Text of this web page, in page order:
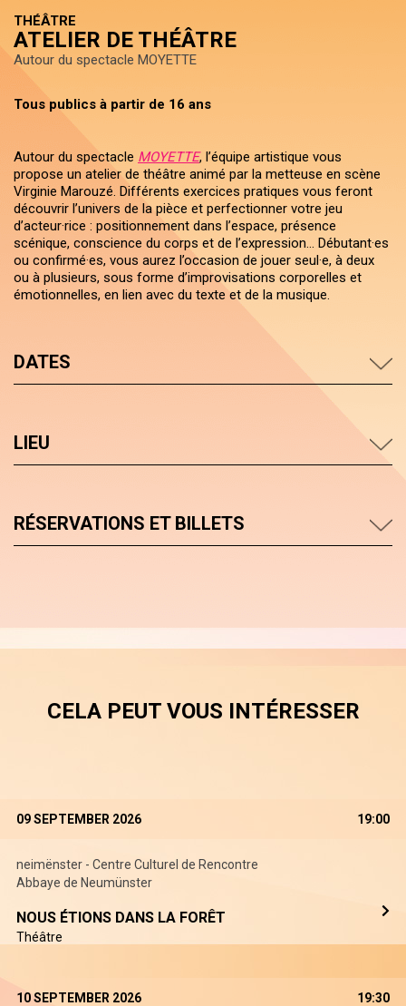
THÉÂTRE
ATELIER DE THÉÂTRE
Autour du spectacle MOYETTE
Tous publics à partir de 16 ans
Autour du spectacle MOYETTE, l’équipe artistique vous
propose un atelier de théâtre animé par la metteuse en scène
Virginie Marouzé. Différents exercices pratiques vous feront
découvrir l’univers de la pièce et perfectionner votre jeu
d’acteur·rice : positionnement dans l’espace, présence
scénique, conscience du corps et de l’expression… Débutant·es
ou confirmé·es, vous aurez l’occasion de jouer seul·e, à deux
ou à plusieurs, sous forme d’improvisations corporelles et
émotionnelles, en lien avec du texte et de la musique.
DATES
LIEU
RÉSERVATIONS ET BILLETS
CELA PEUT VOUS INTÉRESSER
09 SEPTEMBER 2026 19:00
neimënster - Centre Culturel de Rencontre
Abbaye de Neumünster
NOUS ÉTIONS DANS LA FORÊT
Théâtre
10 SEPTEMBER 2026 19:30